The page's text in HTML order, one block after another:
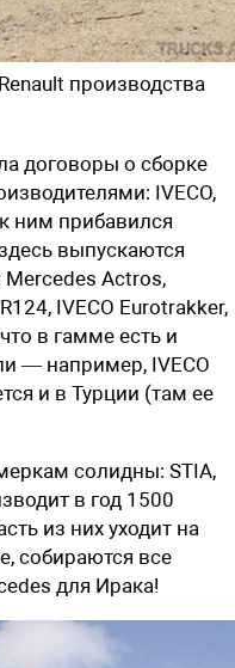
производства
договоры о сборке
IVECO,
ним прибавился
выпускаются
Actros,
IVECO Eurotrakker,
в гамме есть и
— например, IVECO
и в Турции (там ее
солидны: STIA,
в год 1500
из них уходит на
собираются все
для Ирака!